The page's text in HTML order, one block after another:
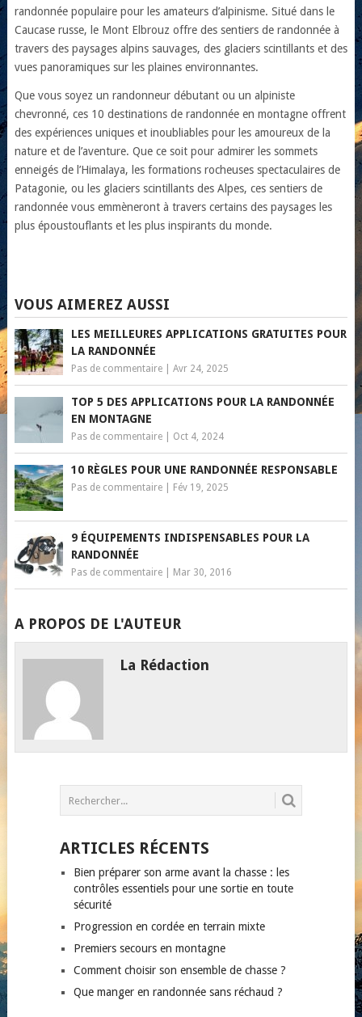
randonnée populaire pour les amateurs d’alpinisme. Situé dans le
Caucase russe, le Mont Elbrouz offre des sentiers de randonnée à
travers des paysages alpins sauvages, des glaciers scintillants et des
vues panoramiques sur les plaines environnantes.
Que vous soyez un randonneur débutant ou un alpiniste
chevronné, ces 10 destinations de randonnée en montagne offrent
des expériences uniques et inoubliables pour les amoureux de la
nature et de l’aventure. Que ce soit pour admirer les sommets
enneigés de l’Himalaya, les formations rocheuses spectaculaires de
Patagonie, ou les glaciers scintillants des Alpes, ces sentiers de
randonnée vous emmèneront à travers certains des paysages les
plus époustouflants et les plus inspirants du monde.
VOUS AIMEREZ AUSSI
LES MEILLEURES APPLICATIONS GRATUITES POUR
LA RANDONNÉE
Pas de commentaire| Avr 24, 2025
TOP 5 DES APPLICATIONS POUR LA RANDONNÉE
EN MONTAGNE
Pas de commentaire| Oct 4, 2024
10 RÈGLES POUR UNE RANDONNÉE RESPONSABLE
Pas de commentaire| Fév 19, 2025
9 ÉQUIPEMENTS INDISPENSABLES POUR LA
RANDONNÉE
Pas de commentaire| Mar 30, 2016
A PROPOS DE L'AUTEUR
La Rédaction
ARTICLES RÉCENTS
Bien préparer son arme avant la chasse : les
contrôles essentiels pour une sortie en toute
sécurité
Progression en cordée en terrain mixte
Premiers secours en montagne
Comment choisir son ensemble de chasse ?
Que manger en randonnée sans réchaud ?